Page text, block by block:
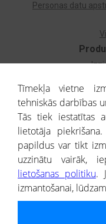
Personas datu
® CREDITREFORM Latvija
SIA
Tīmekļa vietne
tehniskās darbības
Tās tiek iestatītas
lietotāja
papildus var tikt
uzzinātu vairāk,
lietošanas politiku.
izmantošanai,